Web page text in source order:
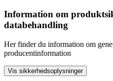
Information om
databehandling
Her finder du information om
producentinformation
Vis sikkerhedsoplysninger